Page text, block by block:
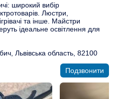
широкий вибір
Люстри,
та інше. Майстри
ідеальне освітлення для
Львівська область, 82100
Подзвонити